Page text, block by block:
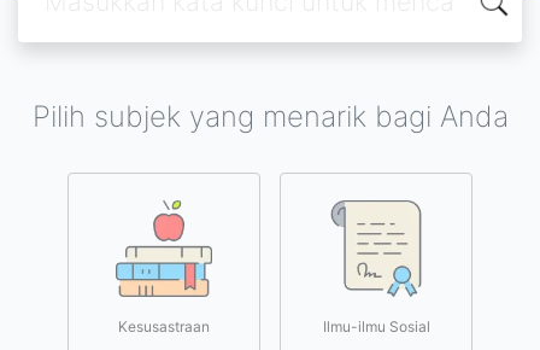
Pilih subjek yang menarik bagi Anda
Kesusastraan Ilmu-ilmu Sosial